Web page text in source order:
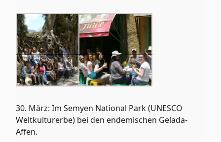
30. März: Im Semyen National Park (UNESCO
Weltkulturerbe) bei den endemischen Gelada-
Affen.